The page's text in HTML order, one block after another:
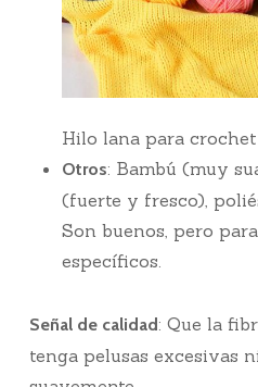
Hilo lana para crochet
Otros: Bambú (muy
(fuerte y fresco),
Son buenos, pero
específicos.
Señal de calidad: Que la
tenga pelusas excesivas